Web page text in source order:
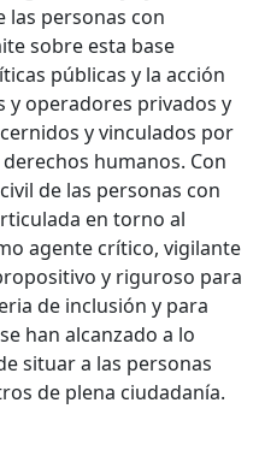
las personas con
sobre esta base
públicas y la acción
y operadores privados y
y vinculados por
humanos. Con
de las personas con
en torno al
agente crítico, vigilante
y riguroso para
de inclusión y para
han alcanzado a lo
situar a las personas
de plena ciudadanía.